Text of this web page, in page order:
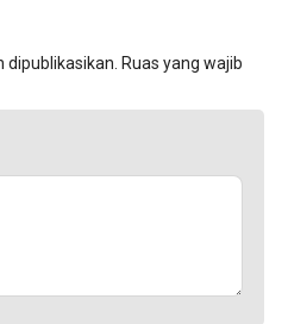
dipublikasikan. Ruas yang wajib